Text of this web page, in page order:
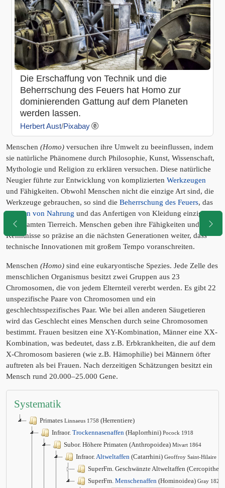
Die Erschaffung von Technik und die
Beherrschung des Feuers hat Homo zur
dominierenden Gattung auf dem Planeten
werden lassen.
Herbert Aust/Pixabay
Menschen (Homo) versuchen ihre Umwelt zu beeinflussen, indem
sie natürliche Phänomene durch Philosophie, Kunst, Wissenschaft,
Mythologie und Religion zu erklären versuchen. Diese natürliche
Neugier führte zur Entwicklung von komplizierten Werkzeugen
und Fähigkeiten. Obwohl Menschen nicht die einzige Art sind, die
Werkzeuge gebrauchen, so sind die Beherrschung des Feuers, das
Kochen von Nahrung und das Anfertigen von Kleidung einzigartig
im gesamten Tierreich. Menschen geben ihre Fähigkeiten und
Kenntnisse so präzise an die nächsten Generationen weiter, dass
technische Innovationen mit großem Tempo voranschreiten.
Menschen (Homo) sind eine eukaryontische Spezies. Jede Zelle des
menschlichen Organismus besitzt zwei Gruppen aus 23
Chromosomen, die von jedem Elternteil vererbt werden. Es gibt 22
unspezifische Paare von Chromosomen und ein
geschlechtsspezifisches Paar. Wie bei allen anderen Säugetieren
wird das Geschlecht eines Menschen durch seine Chromosomen
bestimmt. Frauen besitzen eine XY-Kombination, Männer eine XX-
Kombination, was bedeutet, dass z.B. Erbkrankheiten, die auf dem
X-Chromosom basieren (wie z.B. Hämophilie) bei Männern öfter
auftreten als bei Frauen. Nach derzeitigen Schätzungen besitzt ein
Mensch rund 20.000–25.000 Gene.
Systematik
Primates Linnaeus 1758 (Herrentiere)
Infraor. Trockennasenaffen (Haplorrhini) Pocock 1918
Subor. Höhere Primaten (Anthropoidea) Mivart 1864
Infraor. Altweltaffen (Catarrhini) Geoffroy Saint-Hilaire
SuperFm. Geschwänzte Altweltaffen
SuperFm. Menschenaffen (Hominoidea) Gray 1825